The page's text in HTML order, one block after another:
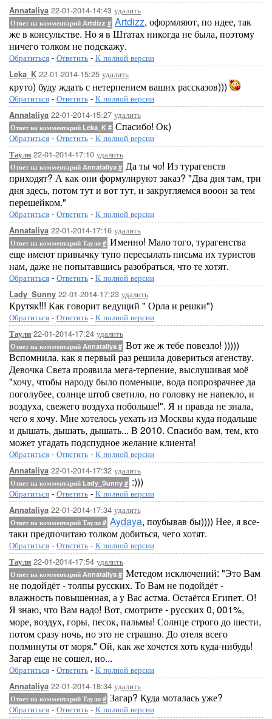
Annataliya 22-01-2014-14:43 удалить
Ответ на комментарий Artdizz # Artdizz, оформляют, по идее, так
же в консульстве. Но я в Штатах никогда не была, поэтому
ничего толком не подскажу.
Обратиться - Ответить - К полной версии
Leka_K 22-01-2014-15:25 удалить
круто) буду ждать с нетерпением ваших рассказов)))
Обратиться - Ответить - К полной версии
Annataliya 22-01-2014-15:27 удалить
Ответ на комментарий Leka_K # Спасибо! Ок)
Обратиться - Ответить - К полной версии
Таули 22-01-2014-17:10 удалить
Ответ на комментарий Annataliya # Да ты чо! Из турагенств
приходят? А как они формулируют заказ? "Два дня там, три
дня здесь, потом тут и вот тут, и закругляемся вооон за тем
перешейком."
Обратиться - Ответить - К полной версии
Annataliya 22-01-2014-17:16 удалить
Ответ на комментарий Таули # Именно! Мало того, турагенства
еще имеют привычку тупо пересылать письма их туристов
нам, даже не попытавшись разобраться, что те хотят.
Обратиться - Ответить - К полной версии
Lady_Sunny 22-01-2014-17:23 удалить
Крутяк!!! Как говорит ведущий " Орла и решки")
Обратиться - Ответить - К полной версии
Таули 22-01-2014-17:24 удалить
Ответ на комментарий Annataliya # Вот же ж тебе повезло! )))))
Вспомнила, как я первый раз решила довериться агенству.
Девочка Света проявила мега-терпение, выслушивая моё
"хочу, чтобы народу было поменьше, вода попрозрачнее да
поголубее, солнце штоб светило, но головку не напекло, и
воздуха, свежего воздуха побольше!". Я и правда не знала,
чего я хочу. Мне хотелось уехать из Москвы куда подальше
и дышать, дышать, дышать... В 2010. Спасибо вам, тем, кто
может угадать подспудное желание клиента!
Обратиться - Ответить - К полной версии
Annataliya 22-01-2014-17:32 удалить
Ответ на комментарий Lady_Sunny # :)))
Обратиться - Ответить - К полной версии
Annataliya 22-01-2014-17:34 удалить
Ответ на комментарий Таули # Aydaya, поубывав бы)))) Нее, я все-
таки предпочитаю толком добиться, чего хотят.
Обратиться - Ответить - К полной версии
Таули 22-01-2014-17:54 удалить
Ответ на комментарий Annataliya # Метедом исключений: "Это Вам
не подойдёт - толпы русских. То Вам не подойдёт -
влажность повышенная, а у Вас астма. Остаётся Египет. О!
Я знаю, что Вам надо! Вот, смотрите - русских 0, 001%,
море, воздух, горы, песок, пальмы! Солнце строго до шести,
потом сразу ночь, но это не страшно. До отеля всего
полминуты от моря." Ой, как же хочется хоть куда-нибудь!
Загар еще не сошел, но...
Обратиться - Ответить - К полной версии
Annataliya 22-01-2014-18:34 удалить
Ответ на комментарий Таули # Загар? Куда моталась уже?
Обратиться - Ответить - К полной версии